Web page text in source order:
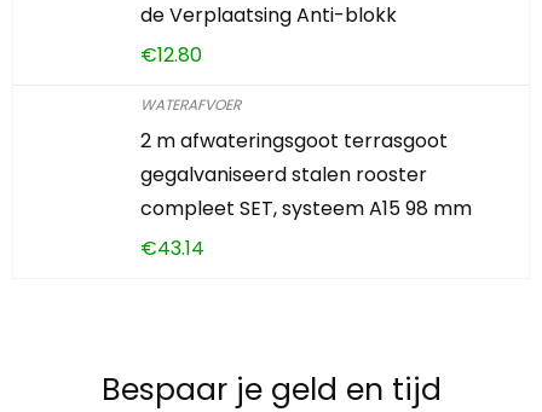
de Verplaatsing Anti-blokk
€12.80
WATERAFVOER
2 m afwateringsgoot terrasgoot
gegalvaniseerd stalen rooster
compleet SET, systeem A15 98 mm
€43.14
Bespaar je geld en tijd